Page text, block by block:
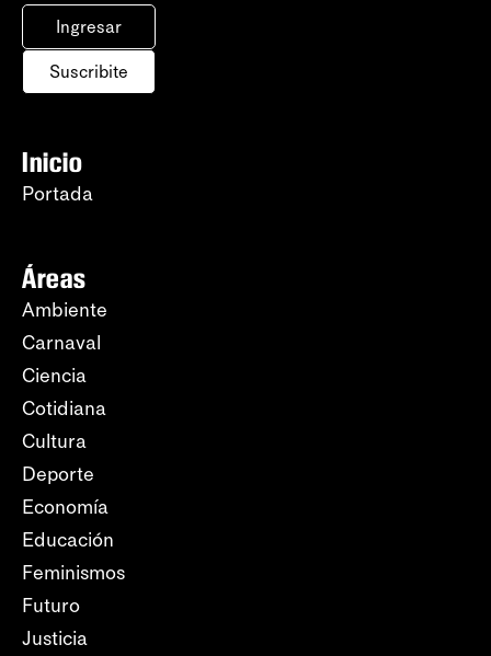
Ingresar
Suscribite
Inicio
Portada
Áreas
Ambiente
Carnaval
Ciencia
Cotidiana
Cultura
Deporte
Economía
Educación
Feminismos
Futuro
Justicia